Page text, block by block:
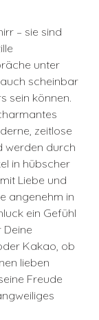
– sie sind
unter
scheinbar
sein können.
zeitlose
werden durch
in hübscher
Liebe und
angenehm in
ein Gefühl
Kakao, ob
lieben
Freude